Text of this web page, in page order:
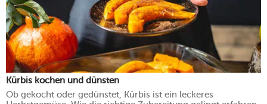
Kürbis kochen und dünsten
Ob gekocht oder gedünstet, Kürbis ist ein leckeres